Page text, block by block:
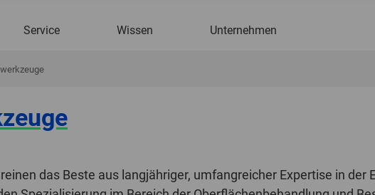
Service Wissen Unternehmen
das Beste aus langjähriger, umfangreicher Expertise in der